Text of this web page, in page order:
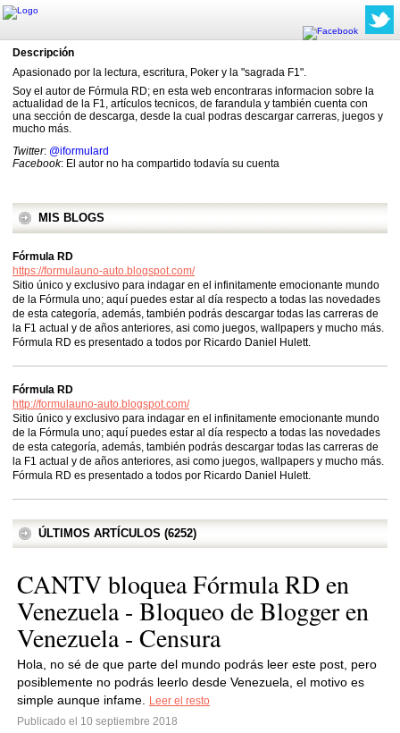
Descripción
Apasionado por la lectura, escritura, Poker y la "sagrada F1".
Soy el autor de Fórmula RD; en esta web encontraras informacion sobre la
actualidad de la F1, artículos tecnicos, de farandula y también cuenta con
una sección de descarga, desde la cual podras descargar carreras, juegos y
mucho más.
Twitter: @iformulard
Facebook: El autor no ha compartido todavía su cuenta
MIS BLOGS
Fórmula RD
https://formulauno-auto.blogspot.com/
Sitio único y exclusivo para indagar en el infinitamente emocionante mundo
de la Fórmula uno; aquí puedes estar al día respecto a todas las novedades
de esta categoría, además, también podrás descargar todas las carreras de
la F1 actual y de años anteriores, asi como juegos, wallpapers y mucho más.
Fórmula RD es presentado a todos por Ricardo Daniel Hulett.
Fórmula RD
http://formulauno-auto.blogspot.com/
Sitio único y exclusivo para indagar en el infinitamente emocionante mundo
de la Fórmula uno; aquí puedes estar al día respecto a todas las novedades
de esta categoría, además, también podrás descargar todas las carreras de
la F1 actual y de años anteriores, asi como juegos, wallpapers y mucho más.
Fórmula RD es presentado a todos por Ricardo Daniel Hulett.
ÚLTIMOS ARTÍCULOS (6252)
CANTV bloquea Fórmula RD en
Venezuela - Bloqueo de Blogger en
Venezuela - Censura
Hola, no sé de que parte del mundo podrás leer este post, pero
posiblemente no podrás leerlo desde Venezuela, el motivo es
simple aunque infame.
Leer el resto
Publicado el 10 septiembre 2018